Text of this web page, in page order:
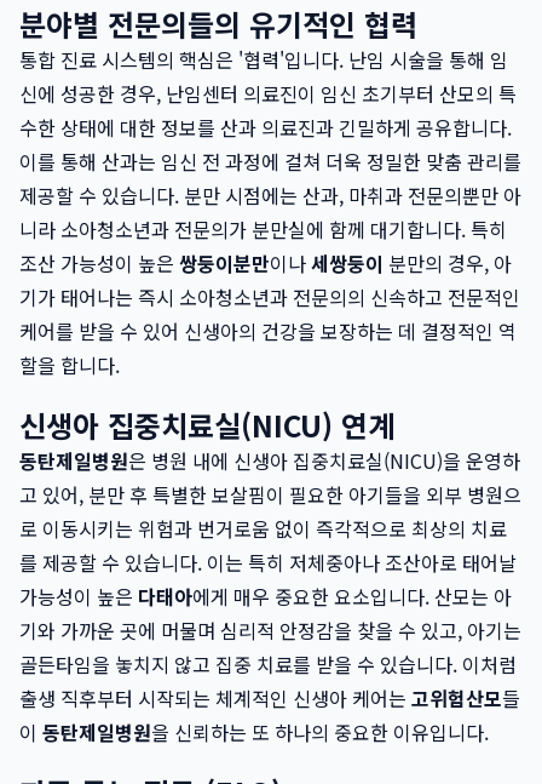
분야별 전문의들의 유기적인 협력
통합 진료 시스템의 핵심은 '협력'입니다. 난임 시술을 통해 임
신에 성공한 경우, 난임센터 의료진이 임신 초기부터 산모의 특
수한 상태에 대한 정보를 산과 의료진과 긴밀하게 공유합니다.
이를 통해 산과는 임신 전 과정에 걸쳐 더욱 정밀한 맞춤 관리를
제공할 수 있습니다. 분만 시점에는 산과, 마취과 전문의뿐만 아
니라 소아청소년과 전문의가 분만실에 함께 대기합니다. 특히
조산 가능성이 높은 쌍둥이분만이나세쌍둥이 분만의 경우, 아
기가 태어나는 즉시 소아청소년과 전문의의 신속하고 전문적인
케어를 받을 수 있어 신생아의 건강을 보장하는 데 결정적인 역
할을 합니다.
신생아 집중치료실(NICU) 연계
동탄제일병원은 병원 내에 신생아 집중치료실(NICU)을 운영하
고 있어, 분만 후 특별한 보살핌이 필요한 아기들을 외부 병원으
로 이동시키는 위험과 번거로움 없이 즉각적으로 최상의 치료
를 제공할 수 있습니다. 이는 특히 저체중아나 조산아로 태어날
가능성이 높은 다태아에게 매우 중요한 요소입니다. 산모는 아
기와 가까운 곳에 머물며 심리적 안정감을 찾을 수 있고, 아기는
골든타임을 놓치지 않고 집중 치료를 받을 수 있습니다. 이처럼
출생 직후부터 시작되는 체계적인 신생아 케어는 고위험산모들
이 동탄제일병원을 신뢰하는 또 하나의 중요한 이유입니다.